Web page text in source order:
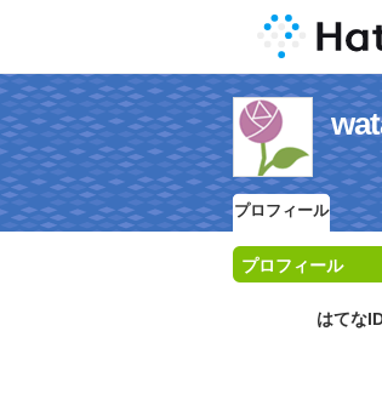
プロフィール
プロフィール
はてな